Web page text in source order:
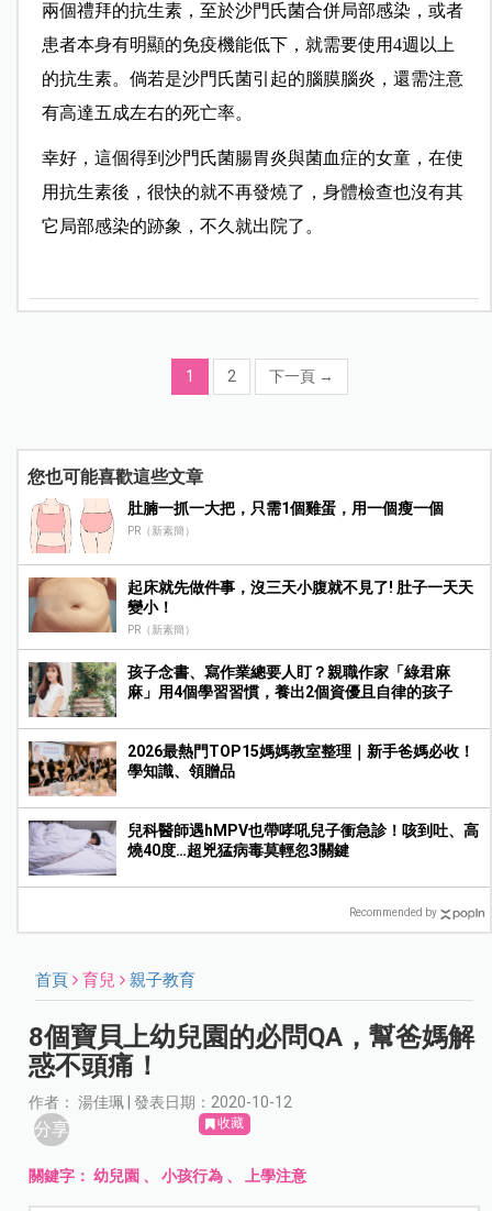
兩個禮拜的抗生素，至於沙門氏菌合併局部感染，或者
患者本身有明顯的免疫機能低下，就需要使用4週以上
的抗生素。倘若是沙門氏菌引起的腦膜腦炎，還需注意
有高達五成左右的死亡率。
幸好，這個得到沙門氏菌腸胃炎與菌血症的女童，在使
用抗生素後，很快的就不再發燒了，身體檢查也沒有其
它局部感染的跡象，不久就出院了。
1 2 下一頁 →
您也可能喜歡這些文章
肚腩一抓一大把，只需1個雞蛋，用一個瘦一個
PR（新素簡）
起床就先做件事，沒三天小腹就不見了! 肚子一天天
變小！
PR（新素簡）
孩子念書、寫作業總要人盯？親職作家「綠君麻
麻」用4個學習習慣，養出2個資優且自律的孩子
2026最熱門TOP15媽媽教室整理｜新手爸媽必收！
學知識、領贈品
兒科醫師遇hMPV也帶哮吼兒子衝急診！咳到吐、高
燒40度…超兇猛病毒莫輕忽3關鍵
Recommended by
首頁 育兒 親子教育
8個寶貝上幼兒園的必問QA，幫爸媽解
惑不頭痛！
作者： 湯佳珮 | 發表日期：2020-10-12
分享 收藏
關鍵字：幼兒園 、小孩行為 、 上學注意